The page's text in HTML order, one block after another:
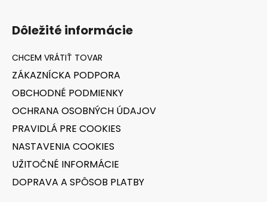
Dôležité informácie
ZÁKAZNÍCKA PODPORA
OBCHODNÉ PODMIENKY
OCHRANA OSOBNÝCH ÚDAJOV
PRAVIDLÁ PRE COOKIES
NASTAVENIA COOKIES
UŽITOČNÉ INFORMÁCIE
DOPRAVA A SPÔSOB PLATBY